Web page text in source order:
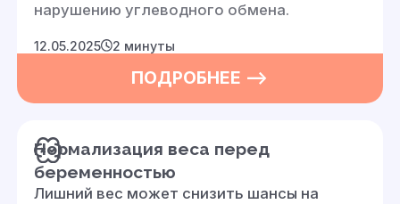
нарушению углеводного обмена.
ПОДРОБНЕЕ —>
12.05.2025 2 минуты
Нормализация веса перед
беременностью
Лишний вес может снизить шансы на